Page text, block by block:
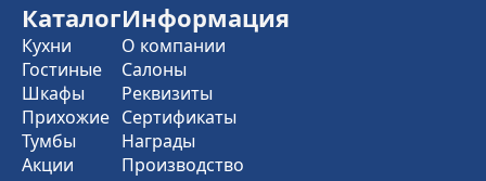
Каталог
Кухни
Гостиные
Шкафы
Прихожие
Тумбы
Акции
Информация
О компании
Салоны
Реквизиты
Сертификаты
Награды
Производство